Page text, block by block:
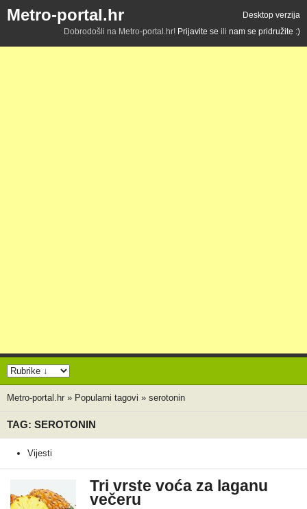
Metro-portal.hr
Desktop verzija
Dobrodošli na Metro-portal.hr! Prijavite se ili nam se pridružite :)
Metro-portal.hr » Popularni tagovi » serotonin
TAG: SEROTONIN
Vijesti
Tri vrste voća za laganu
večeru